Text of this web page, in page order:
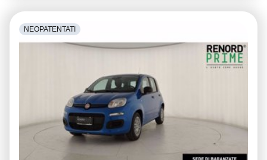
NEOPATENTATI